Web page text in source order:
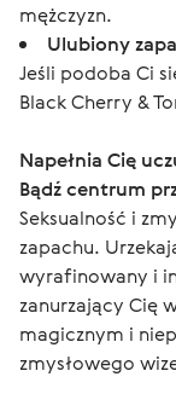
mężczyzn.
Ulubiony
Jeśli podoba Ci
Black Cherry &
Napełnia Cię
Bądź centrum
Seksualność i
zapachu.
wyrafinowany i
zanurzający Cię
magicznym i
zmysłowego